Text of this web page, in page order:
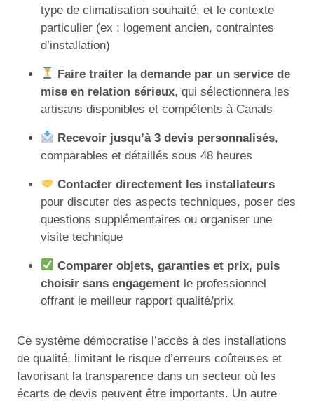
type de climatisation souhaité, et le contexte
particulier (ex : logement ancien, contraintes
d’installation)
Faire traiter la demande par un service de
mise en relation sérieux, qui sélectionnera les
artisans disponibles et compétents à Canals
Recevoir jusqu’à 3 devis personnalisés,
comparables et détaillés sous 48 heures
Contacter directement les installateurs
pour discuter des aspects techniques, poser des
questions supplémentaires ou organiser une
visite technique
Comparer objets, garanties et prix, puis
choisir sans engagement le professionnel
offrant le meilleur rapport qualité/prix
Ce système démocratise l’accès à des installations
de qualité, limitant le risque d’erreurs coûteuses et
favorisant la transparence dans un secteur où les
écarts de devis peuvent être importants. Un autre